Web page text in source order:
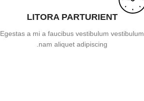
LITORA PARTURIENT
Egestas a mi a faucibus vestibulum vestibulum
nam aliquet adipiscing.